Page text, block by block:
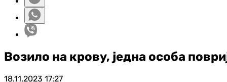
Возило на крову, једна особа
18.11.2023 17:27